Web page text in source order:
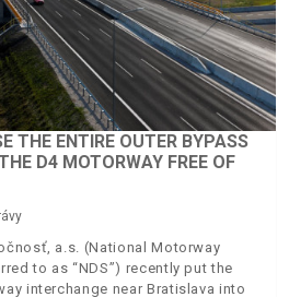
THE ENTIRE OUTER BYPASS
D4 MOTORWAY FREE OF
a.s. (National Motorway
to as “NDS”) recently put the
interchange near Bratislava into